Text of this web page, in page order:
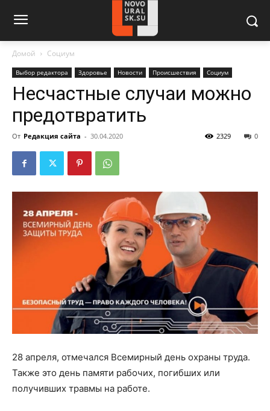
Домой Социум
Выбор редактора Здоровье Новости Происшествия Социум
Несчастные случаи можно
предотвратить
От Редакция сайта - 30.04.2020 0
2329
28 апреля, отмечался Всемирный день охраны труда.
Также это день памяти рабочих, погибших или
получивших травмы на работе.